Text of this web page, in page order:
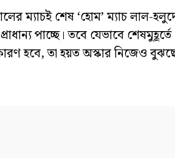
ম্যাচই শেষ ‘হোম’ ম্যাচ লাল-
পাচ্ছে। তবে যেভাবে
হবে, তা হয়ত অস্কার নিজেও